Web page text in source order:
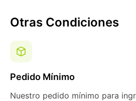
Otras Condiciones
Pedido Mínimo
Nuestro pedido mínimo para